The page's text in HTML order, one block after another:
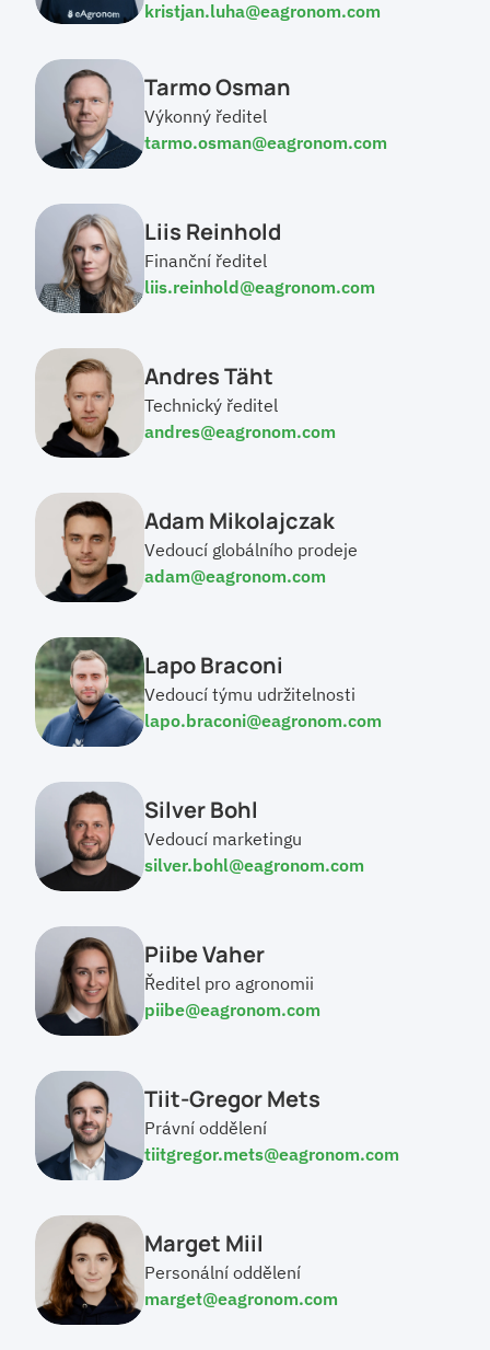
kristjan.luha@eagronom.com
Tarmo Osman
Výkonný ředitel
tarmo.osman@eagronom.com
Liis Reinhold
Finanční ředitel
liis.reinhold@eagronom.com
Andres Täht
Technický ředitel
andres@eagronom.com
Adam Mikolajczak
Vedoucí globálního prodeje
adam@eagronom.com
Lapo Braconi
Vedoucí týmu udržitelnosti
lapo.braconi@eagronom.com
Silver Bohl
Vedoucí marketingu
silver.bohl@eagronom.com
Piibe Vaher
Ředitel pro agronomii
piibe@eagronom.com
Tiit-Gregor Mets
Právní oddělení
tiitgregor.mets@eagronom.com
Marget Miil
Personální oddělení
marget@eagronom.com